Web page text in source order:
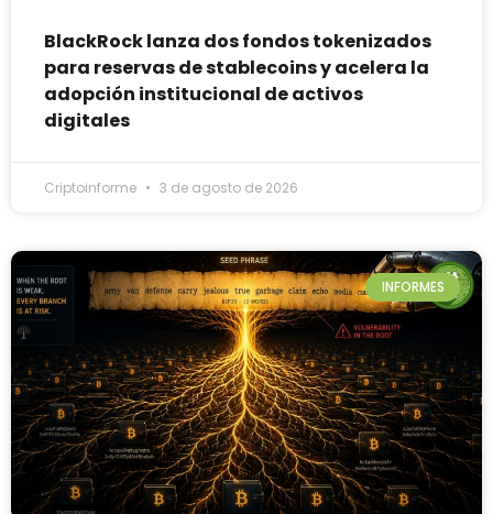
BlackRock lanza dos fondos tokenizados
para reservas de stablecoins y acelera la
adopción institucional de activos
digitales
Criptoinforme 3 de agosto de 2026
INFORMES